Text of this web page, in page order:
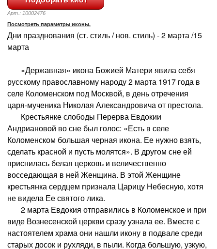
Арт.: 10002476
Посмотреть параметры иконы.
Дни празднования (ст. стиль / нов. стиль) - 2 марта /15
марта
«Державная» икона Божией Матери явила себя
русскому православному народу 2 марта 1917 года в
селе Коломенском под Москвой, в день отречения
царя-мученика Николая Александровича от престола.
Крестьянке слободы Перерва Евдокии
Андриановой во сне был голос: «Есть в селе
Коломенском большая черная икона. Ее нужно взять,
сделать красной и пусть молятся». В другом сне ей
приснилась белая церковь и величественно
восседающая в ней Женщина. В этой Женщине
крестьянка сердцем признала Царицу Небесную, хотя
не видела Ее святого лика.
2 марта Евдокия отправились в Коломенское и при
виде Вознесенской церкви сразу узнала ее. Вместе с
настоятелем храма они нашли икону в подвале среди
старых досок и рухляди, в пыли. Когда большую, узкую,